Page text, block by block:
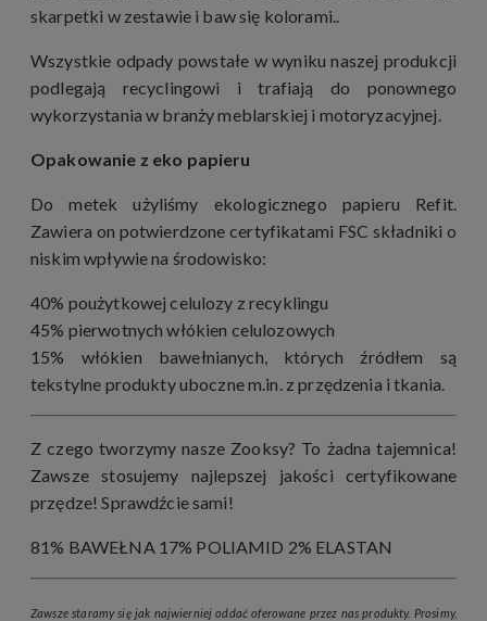
skarpetki w zestawie i baw się kolorami..
Wszystkie odpady powstałe w wyniku naszej produkcji
podlegają recyclingowi i trafiają do ponownego
wykorzystania w branży meblarskiej i motoryzacyjnej.
Opakowanie z eko papieru
Do metek użyliśmy ekologicznego papieru Refit.
Zawiera on potwierdzone certyfikatami FSC składniki o
niskim wpływie na środowisko:
40% poużytkowej celulozy z recyklingu
45% pierwotnych włókien celulozowych
15% włókien bawełnianych, których źródłem są
tekstylne produkty uboczne m.in. z przędzenia i tkania.
Z czego tworzymy nasze Zooksy? To żadna tajemnica!
Zawsze stosujemy najlepszej jakości certyfikowane
przędze! Sprawdźcie sami!
81% BAWEŁNA 17% POLIAMID 2% ELASTAN
Zawsze staramy się jak najwierniej oddać oferowane przez nas produkty. Prosimy,